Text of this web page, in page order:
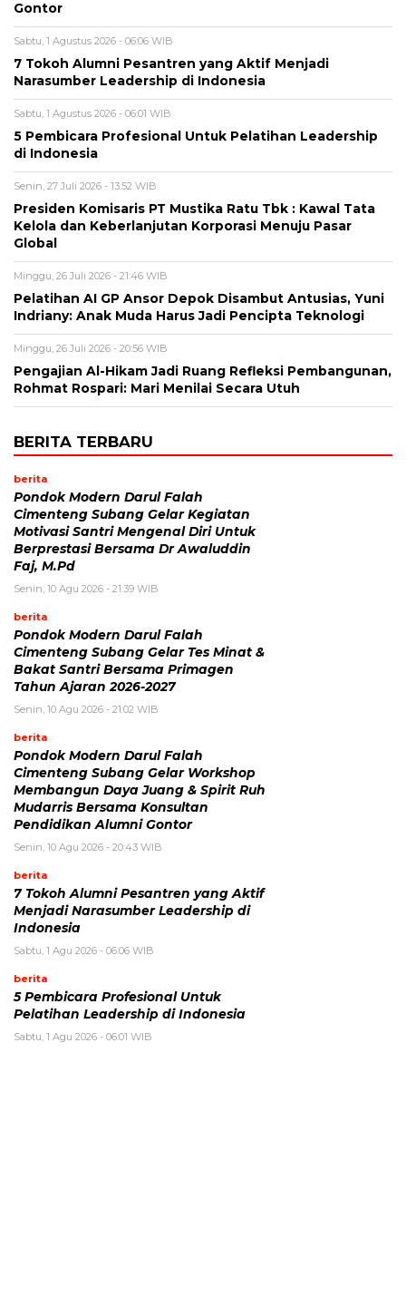
Gontor
Sabtu, 1 Agustus 2026 - 06:06 WIB
7 Tokoh Alumni Pesantren yang Aktif Menjadi
Narasumber Leadership di Indonesia
Sabtu, 1 Agustus 2026 - 06:01 WIB
5 Pembicara Profesional Untuk Pelatihan Leadership
di Indonesia
Senin, 27 Juli 2026 - 13:52 WIB
Presiden Komisaris PT Mustika Ratu Tbk : Kawal Tata
Kelola dan Keberlanjutan Korporasi Menuju Pasar
Global
Minggu, 26 Juli 2026 - 21:46 WIB
Pelatihan AI GP Ansor Depok Disambut Antusias, Yuni
Indriany: Anak Muda Harus Jadi Pencipta Teknologi
Minggu, 26 Juli 2026 - 20:56 WIB
Pengajian Al-Hikam Jadi Ruang Refleksi Pembangunan,
Rohmat Rospari: Mari Menilai Secara Utuh
BERITA TERBARU
berita
Pondok Modern Darul Falah
Cimenteng Subang Gelar Kegiatan
Motivasi Santri Mengenal Diri Untuk
Berprestasi Bersama Dr Awaluddin
Faj, M.Pd
Senin, 10 Agu 2026 - 21:39 WIB
berita
Pondok Modern Darul Falah
Cimenteng Subang Gelar Tes Minat &
Bakat Santri Bersama Primagen
Tahun Ajaran 2026-2027
Senin, 10 Agu 2026 - 21:02 WIB
berita
Pondok Modern Darul Falah
Cimenteng Subang Gelar Workshop
Membangun Daya Juang & Spirit Ruh
Mudarris Bersama Konsultan
Pendidikan Alumni Gontor
Senin, 10 Agu 2026 - 20:43 WIB
berita
7 Tokoh Alumni Pesantren yang Aktif
Menjadi Narasumber Leadership di
Indonesia
Sabtu, 1 Agu 2026 - 06:06 WIB
berita
5 Pembicara Profesional Untuk
Pelatihan Leadership di Indonesia
Sabtu, 1 Agu 2026 - 06:01 WIB